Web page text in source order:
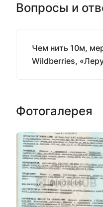
Вопросы и
Чем нить 10м,
Wildberries,
Фотогалерея